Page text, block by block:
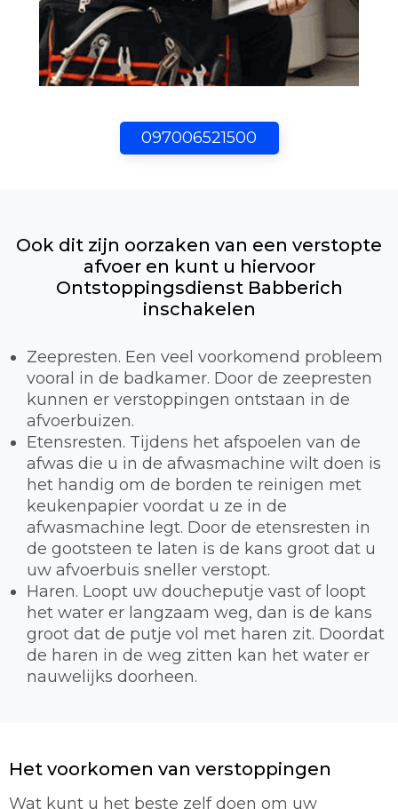
097006521500
Ook dit zijn oorzaken van een verstopte
afvoer en kunt u hiervoor
Ontstoppingsdienst Babberich
inschakelen
Zeepresten. Een veel voorkomend probleem
vooral in de badkamer. Door de zeepresten
kunnen er verstoppingen ontstaan in de
afvoerbuizen.
Etensresten. Tijdens het afspoelen van de
afwas die u in de afwasmachine wilt doen is
het handig om de borden te reinigen met
keukenpapier voordat u ze in de
afwasmachine legt. Door de etensresten in
de gootsteen te laten is de kans groot dat u
uw afvoerbuis sneller verstopt.
Haren. Loopt uw doucheputje vast of loopt
het water er langzaam weg, dan is de kans
groot dat de putje vol met haren zit. Doordat
de haren in de weg zitten kan het water er
nauwelijks doorheen.
Het voorkomen van verstoppingen
Wat kunt u het beste zelf doen om uw